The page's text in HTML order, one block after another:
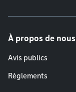
À propos de nous
Avis publics
Règlements